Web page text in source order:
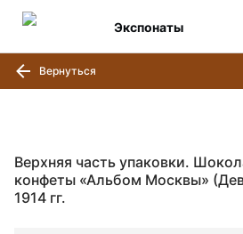
Экспонаты
Вернуться
Верхняя часть упаковки.
конфеты «Альбом Москвы»
1914 гг.